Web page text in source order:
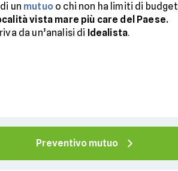
un mutuoo chi non ha limiti di budget
vista mare più care del Paese.
da un’analisi di Idealista.
Preventivo mutuo